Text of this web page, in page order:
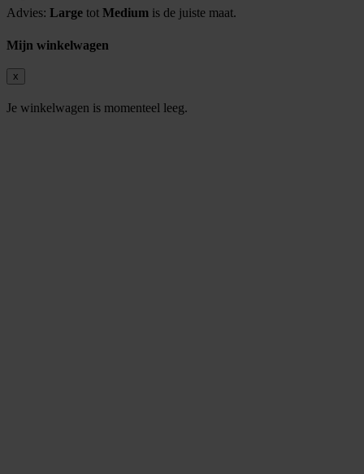
Advies: Large tot Medium is de juiste maat.
Mijn winkelwagen
x
Je winkelwagen is momenteel leeg.